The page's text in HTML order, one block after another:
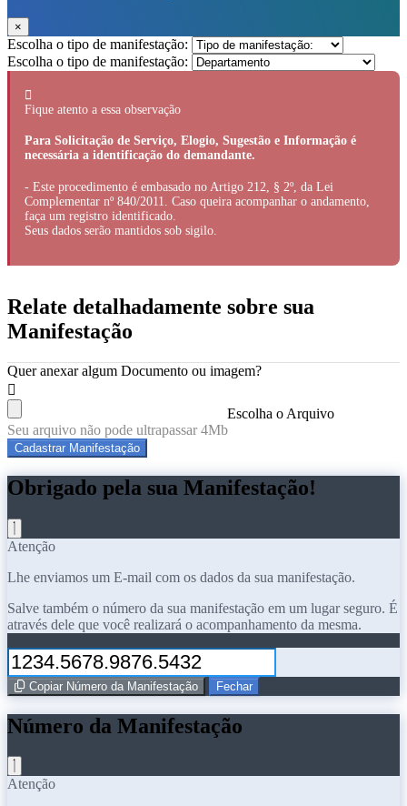
×
Escolha o tipo de manifestação:
Escolha o tipo de manifestação:
Fique atento a essa observação
Para Solicitação de Serviço, Elogio, Sugestão e Informação é
necessária a identificação do demandante.
- Este procedimento é embasado no Artigo 212, § 2º, da Lei
Complementar nº 840/2011. Caso queira acompanhar o andamento,
faça um registro identificado.
Seus dados serão mantidos sob sigilo.
Relate detalhadamente sobre sua
Manifestação
Quer anexar algum Documento ou imagem?
Escolha o Arquivo
Seu arquivo não pode ultrapassar 4Mb
Cadastrar Manifestação
Obrigado pela sua Manifestação!
Atenção
Lhe enviamos um E-mail com os dados da sua manifestação.
Salve também o número da sua manifestação em um lugar seguro. É
através dele que você realizará o acompanhamento da mesma.
Copiar Número da Manifestação Fechar
Número da Manifestação
Atenção